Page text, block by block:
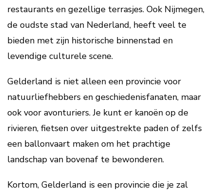
restaurants en gezellige terrasjes. Ook Nijmegen,
de oudste stad van Nederland, heeft veel te
bieden met zijn historische binnenstad en
levendige culturele scene.
Gelderland is niet alleen een provincie voor
natuurliefhebbers en geschiedenisfanaten, maar
ook voor avonturiers. Je kunt er kanoën op de
rivieren, fietsen over uitgestrekte paden of zelfs
een ballonvaart maken om het prachtige
landschap van bovenaf te bewonderen.
Kortom, Gelderland is een provincie die je zal